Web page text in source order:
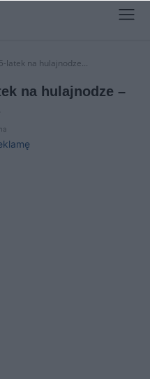
latek na hulajnodze...
na hulajnodze –